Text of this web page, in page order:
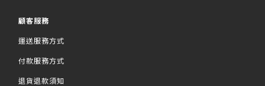
顧客服務
運送服務方式
付款服務方式
退貨退款須知